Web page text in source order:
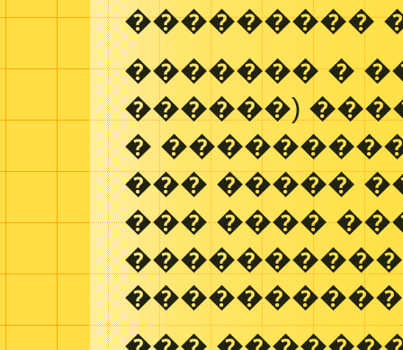
���������
������� �
������)
�
��� �����
��� ����